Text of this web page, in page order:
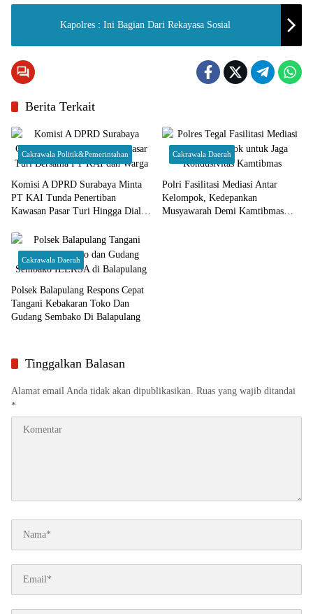
Kapolres : Ini Bagian Dari Rekayasa Sosial
Berita Terkait
Cakrawala Politik&Pemerintahan
Komisi A DPRD Surabaya Minta
PT KAI Tunda Penertiban
Kawasan Pasar Turi Hingga Dialog
Cakrawala Daerah
Polri Fasilitasi Mediasi Antar
Kelompok, Kedepankan
Musyawarah Demi Kamtibmas
Cakrawala Daerah
Polsek Balapulang Respons Cepat
Tangani Kebakaran Toko Dan
Gudang Sembako Di Balapulang
Tinggalkan Balasan
Alamat email Anda tidak akan dipublikasikan. Ruas yang wajib ditandai
*